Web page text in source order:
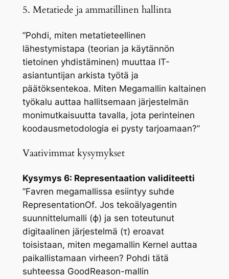
5. Metatiede ja ammatillinen hallinta
”Pohdi, miten metatieteellinen
lähestymistapa (teorian ja käytännön
tietoinen yhdistäminen) muuttaa IT-
asiantuntijan arkista työtä ja
päätöksentekoa. Miten Megamallin kaltainen
työkalu auttaa hallitsemaan järjestelmän
monimutkaisuutta tavalla, jota perinteinen
koodausmetodologia ei pysty tarjoamaan?”
Vaativimmat kysymykset
Kysymys 6: Representaation validiteetti
”Favren megamallissa esiintyy suhde
RepresentationOf. Jos tekoälyagentin
suunnittelumalli (ϕ) ja sen toteutunut
digitaalinen järjestelmä (τ) eroavat
toisistaan, miten megamallin Kernel auttaa
paikallistamaan virheen? Pohdi tätä
suhteessa GoodReason-mallin